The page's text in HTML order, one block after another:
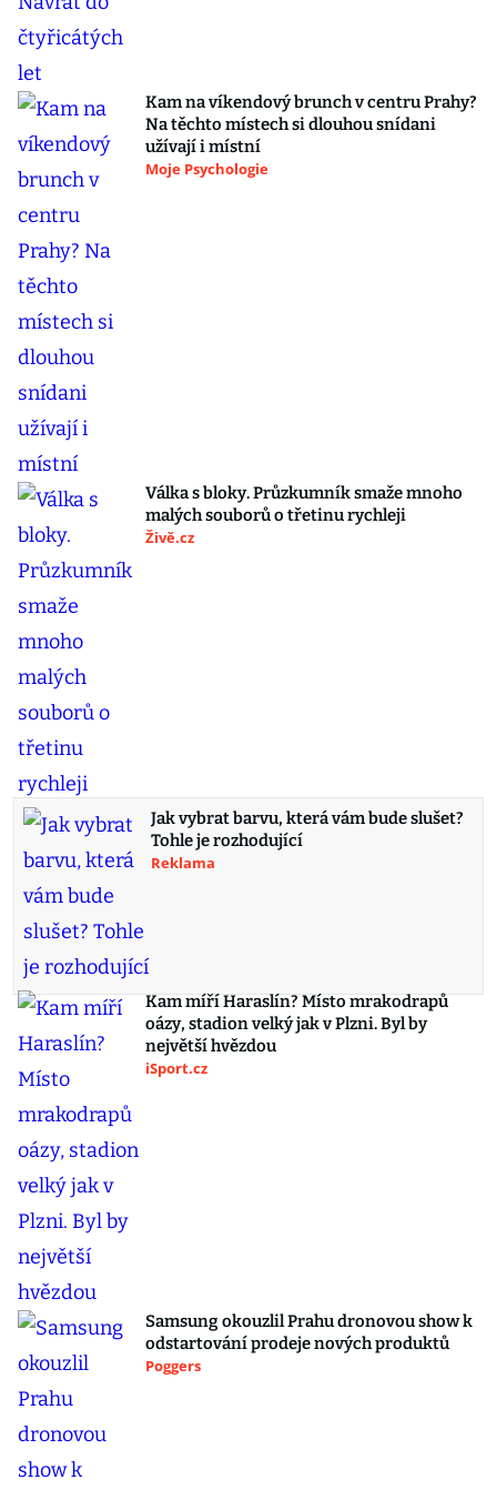
Kam na víkendový brunch v centru Prahy?
Na těchto místech si dlouhou snídani
užívají i místní
Moje Psychologie
Válka s bloky. Průzkumník smaže mnoho
malých souborů o třetinu rychleji
Živě.cz
Jak vybrat barvu, která vám bude slušet?
Tohle je rozhodující
Reklama
Kam míří Haraslín? Místo mrakodrapů
oázy, stadion velký jak v Plzni. Byl by
největší hvězdou
iSport.cz
Samsung okouzlil Prahu dronovou show k
odstartování prodeje nových produktů
Poggers